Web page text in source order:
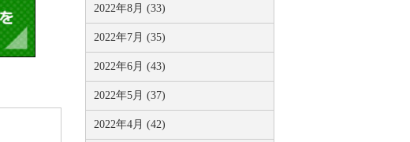
2022年8月 (33)
2022年7月 (35)
2022年6月 (43)
2022年5月 (37)
2022年4月 (42)